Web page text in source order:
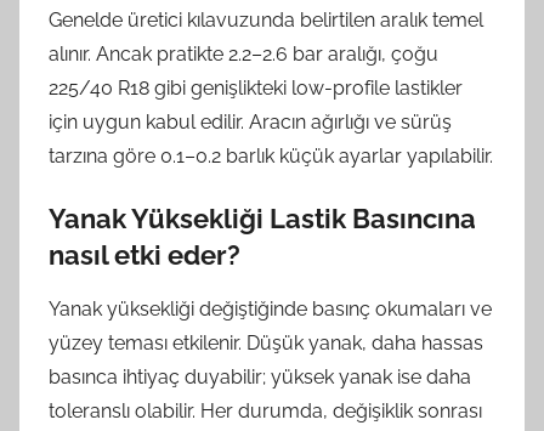
Genelde üretici kılavuzunda belirtilen aralık temel
alınır. Ancak pratikte 2.2–2.6 bar aralığı, çoğu
225/40 R18 gibi genişlikteki low-profile lastikler
için uygun kabul edilir. Aracın ağırlığı ve sürüş
tarzına göre 0.1–0.2 barlık küçük ayarlar yapılabilir.
Yanak Yüksekliği Lastik Basıncına
nasıl etki eder?
Yanak yüksekliği değiştiğinde basınç okumaları ve
yüzey teması etkilenir. Düşük yanak, daha hassas
basınca ihtiyaç duyabilir; yüksek yanak ise daha
toleranslı olabilir. Her durumda, değişiklik sonrası